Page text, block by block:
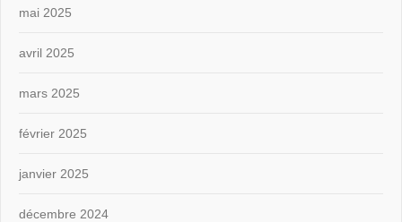
mai 2025
avril 2025
mars 2025
février 2025
janvier 2025
décembre 2024